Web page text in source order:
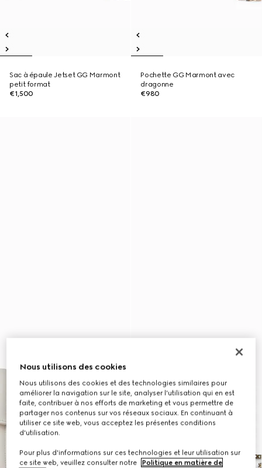
Sac à épaule Jetset GG Marmont
petit format
€1,500
Pochette GG Marmont avec
dragonne
€980
Nous utilisons des cookies
Nous utilisons des cookies et des technologies similaires pour
améliorer la navigation sur le site, analyser l'utilisation qui en est
faite, contribuer à nos efforts de marketing et vous permettre de
partager nos contenus sur vos réseaux sociaux. En continuant à
utiliser ce site web, vous acceptez les présentes conditions
d'utilisation.
Pour plus d'informations sur ces technologies et leur utilisation sur
ce site web, veuillez consulter notre
Politique en matière de